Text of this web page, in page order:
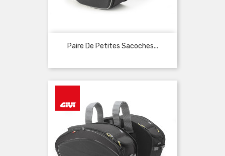
Paire De Petites Sacoches...